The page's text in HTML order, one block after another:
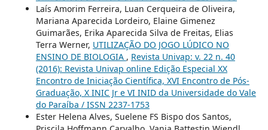
Laís Amorim Ferreira, Luan Cerqueira de Oliveira,
Mariana Aparecida Lordeiro, Elaine Gimenez
Guimarães, Erika Aparecida Silva de Freitas, Elias
Terra Werner, UTILIZAÇÃO DO JOGO LÚDICO NO
ENSINO DE BIOLOGIA , Revista Univap: v. 22 n. 40
(2016): Revista Univap online Edição Especial XX
Encontro de Iniciação Científica, XVI Encontro de Pós-
Graduação, X INIC Jr e VI INID da Universidade do Vale
do Paraíba / ISSN 2237-1753
Ester Helena Alves, Suelene FS Bispo dos Santos,